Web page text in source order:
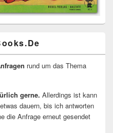
rund um das Thema
gerne. Allerdings ist kann
dauern, bis ich antworten
die Anfrage erneut gesendet